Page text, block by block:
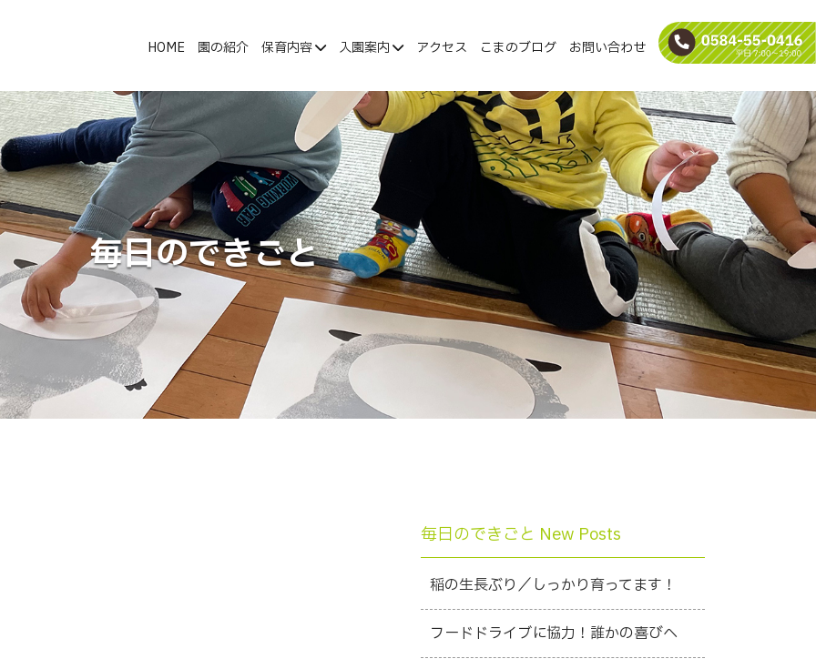
HOME 園の紹介 保育内容 入園案内 アクセス こまのブログ お問い合わせ
毎日のできごと
毎日のできごと New Posts
稲の生長ぶり／しっかり育ってます！
フードドライブに協力！誰かの喜びへ